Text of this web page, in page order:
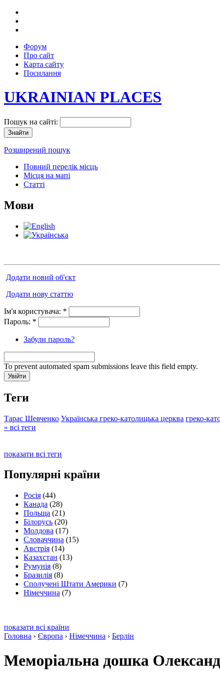
Форум
Про сайт
Карта сайту
Посилання
UKRAINIAN PLACES
Пошук на сайті:
Розширений пошук
Повний перелік місць
Місця на мапі
Статті
Мови
Додати новий об'єкт
Додати нову статтю
Ім'я користувача: *
Пароль: *
Забули пароль?
To prevent automated spam submissions leave this field empty.
Теги
Тарас Шевченко Українська греко-католицька церква греко-
» всі теги
показати всі теги
Популярні країни
Росія (44)
Канада (28)
Польща (21)
Білорусь (20)
Молдова (17)
Словаччина (15)
Австрія (14)
Казахстан (13)
Румунія (8)
Бразилія (8)
Сполучені Штати Америки (7)
Німеччина (7)
показати всі країни
Головна › Європа › Німеччина › Берлін
Меморіальна дошка